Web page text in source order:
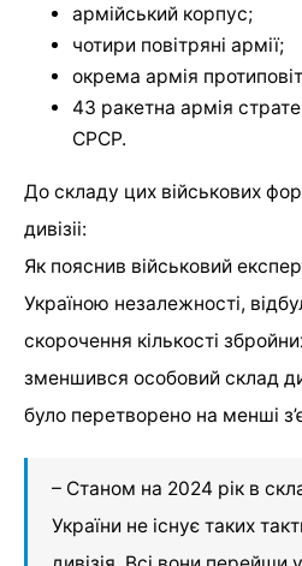
армійський корпус;
чотири повітряні армії;
окрема армія
43 ракетна армія
СРСР.
До складу цих військових
дивізіі:
Як пояснив військовий
Україною незалежності,
скорочення кількості
зменшився особовий склад
було перетворено на менші
– Станом на 2024 рік в
України не існує таких